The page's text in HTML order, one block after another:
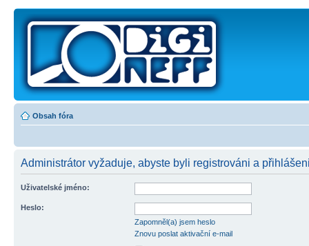
Obsah fóra
Administrátor vyžaduje, abyste byli registrováni a
Uživatelské jméno:
Heslo:
Zapomněl(a) jsem heslo
Znovu poslat aktivační e-mail